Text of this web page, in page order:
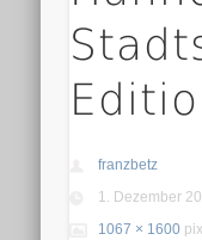
franzbetz
1. Dezember
1067 × 1600